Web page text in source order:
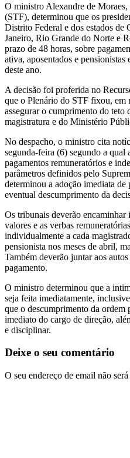
O ministro Alexandre de
(STF), determinou que os
Distrito Federal e dos estados de
Janeiro, Rio Grande do Norte e
prazo de 48 horas, sobre
ativa, aposentados e
deste ano.
A decisão foi proferida no
que o Plenário do STF fixou, em
assegurar o cumprimento do teto
magistratura e do Ministério
No despacho, o ministro cita
segunda-feira (6) segundo a
pagamentos remuneratórios e
parâmetros definidos pelo
determinou a adoção imediata
eventual descumprimento da
Os tribunais deverão encaminhar
valores e as verbas
individualmente a cada
pensionista nos meses de abril,
Também deverão juntar aos
pagamento.
O ministro determinou que a
seja feita imediatamente,
que o descumprimento da ordem
imediato do cargo de direção,
e disciplinar.
Deixe o seu comentário
O seu endereço de email não